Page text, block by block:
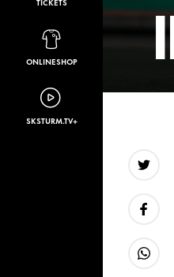
ONLINESHOP
SKSTURM.TV+